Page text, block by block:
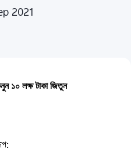
country/region
2021
১০লক্ষটাকাজিতুন
: